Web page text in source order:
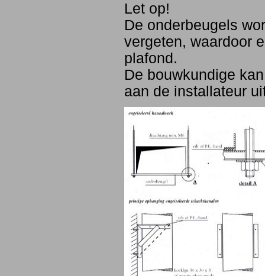
Let op!
De onderbeugels
vergeten, waardoor
plafond.
De bouwkundige
aan de installateur